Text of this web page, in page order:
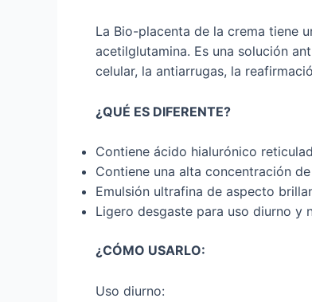
La Bio-placenta de la crema tiene
acetilglutamina. Es una solución
celular, la antiarrugas, la
¿QUÉ ES DIFERENTE?
Contiene ácido hialurónico
Contiene una alta concentración
Emulsión ultrafina de aspecto
Ligero desgaste para uso diurno y
¿CÓMO USARLO:
Uso diurno: